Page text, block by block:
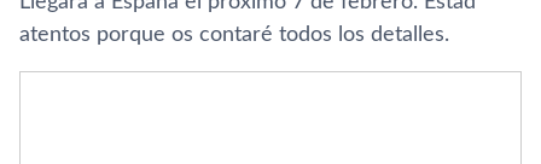
atentos porque os contaré todos los detalles.